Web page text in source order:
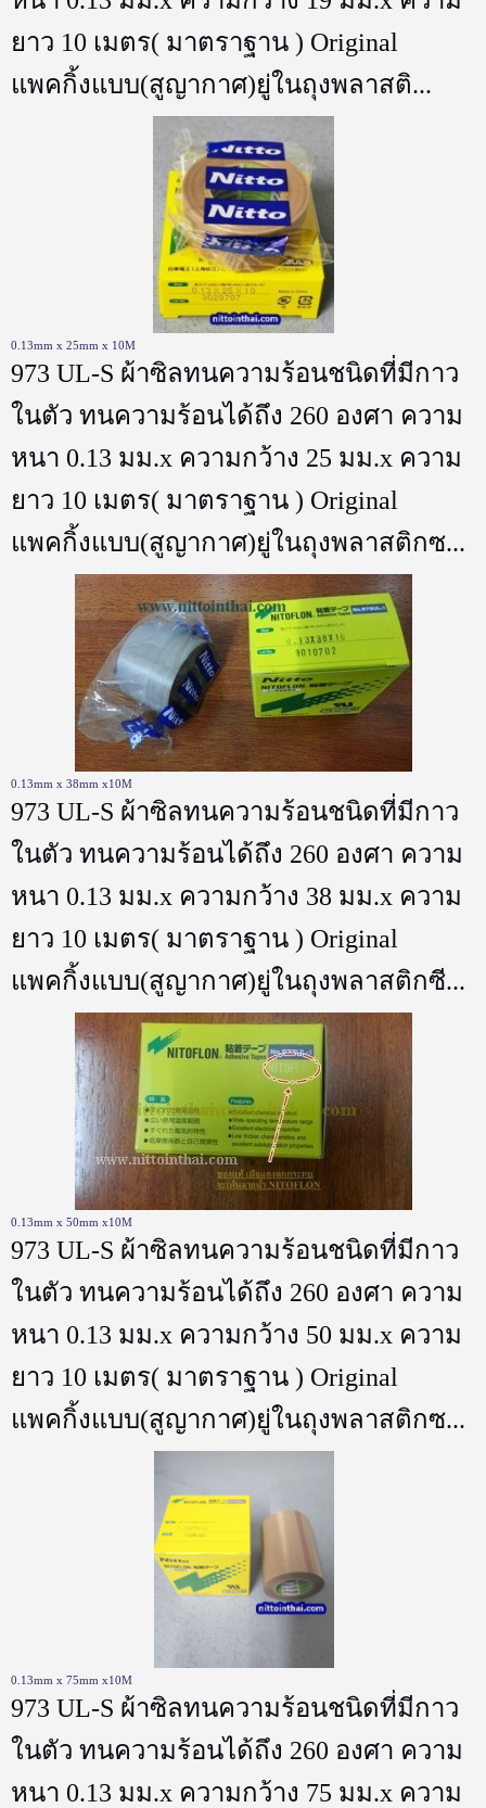
ยาว 10 เมตร( มาตราฐาน ) Original
แพคกิ้งแบบ(สูญากาศ)ยู่ในถุงพลาสติ...
0.13mm x 25mm x 10M
973 UL-S ผ้าซิลทนความร้อนชนิดที่มีกาว
ในตัว ทนความร้อนได้ถึง 260 องศา ความ
หนา 0.13 มม.x ความกว้าง 25 มม.x ความ
ยาว 10 เมตร( มาตราฐาน ) Original
แพคกิ้งแบบ(สูญากาศ)ยู่ในถุงพลาสติกซ...
0.13mm x 38mm x10M
973 UL-S ผ้าซิลทนความร้อนชนิดที่มีกาว
ในตัว ทนความร้อนได้ถึง 260 องศา ความ
หนา 0.13 มม.x ความกว้าง 38 มม.x ความ
ยาว 10 เมตร( มาตราฐาน ) Original
แพคกิ้งแบบ(สูญากาศ)ยู่ในถุงพลาสติกซี...
0.13mm x 50mm x10M
973 UL-S ผ้าซิลทนความร้อนชนิดที่มีกาว
ในตัว ทนความร้อนได้ถึง 260 องศา ความ
หนา 0.13 มม.x ความกว้าง 50 มม.x ความ
ยาว 10 เมตร( มาตราฐาน ) Original
แพคกิ้งแบบ(สูญากาศ)ยู่ในถุงพลาสติกซ...
0.13mm x 75mm x10M
973 UL-S ผ้าซิลทนความร้อนชนิดที่มีกาว
ในตัว ทนความร้อนได้ถึง 260 องศา ความ
หนา 0.13 มม.x ความกว้าง 75 มม.x ความ